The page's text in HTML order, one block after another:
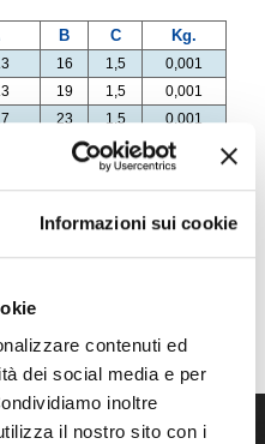
Informazioni sui cookie
contenuti ed
dei social media e per
inoltre
il nostro sito con i